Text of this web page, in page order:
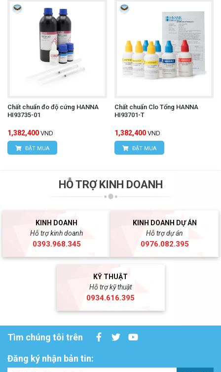
Chất chuẩn đo độ cứng HANNA
HI93735-01
1,382,400 VND
ĐẶT MUA
Chất chuẩn Clo Tổng HANNA
HI93701-T
1,382,400 VND
ĐẶT MUA
HỖ TRỢ KINH DOANH
KINH DOANH
Hỗ trợ kinh doanh
0393.968.345
KINH DOANH DỰ ÁN
Hỗ trợ dự án
0976.082.395
KỸ THUẬT
Hỗ trợ kỹ thuật
0934.616.395
Tìm chúng tôi trên
Đăng ký nhận bản tin: